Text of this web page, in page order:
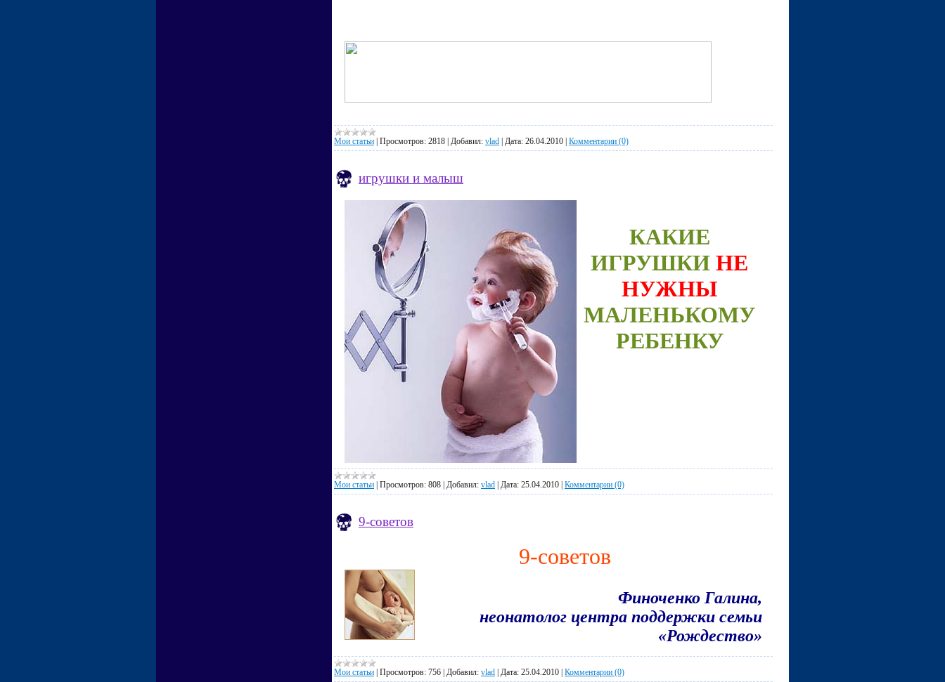
Мои статьи Просмотров: 2818 Добавил: vlad Дата: 26.04.2010 Комментарии (0)
игрушки и малыш
КАКИЕ
ИГРУШКИ НЕ
НУЖНЫ
МАЛЕНЬКОМУ
РЕБЕНКУ
Мои статьи Просмотров: 808 Добавил: vlad Дата: 25.04.2010 Комментарии (0)
9-советов
9-советов
Финоченко Галина,
неонатолог центра поддержки семьи
«Рождество»
Мои статьи Просмотров: 756 Добавил: vlad Дата: 25.04.2010 Комментарии (0)